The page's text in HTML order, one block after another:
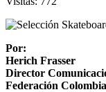
Por:
Herich Frasser
Director
Federación